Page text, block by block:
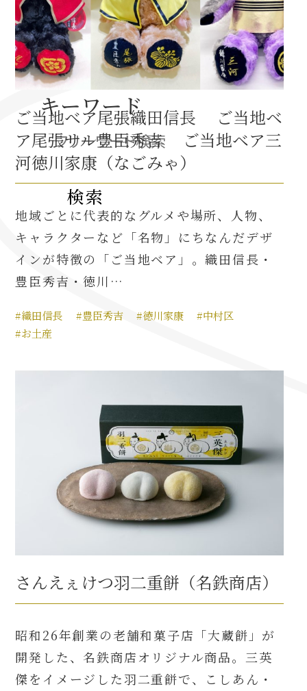
秀吉功路
織田信長と名古屋の関係
信長関連 史跡 一覧
信長グルメ・土産一覧
信長攻路
徳川家康と名古屋の関係
家康グルメ・土産 一覧
名古屋＜家康＞観光モデルコース
前田利家と名古屋の関係
利家関連 史跡 一覧
犬千代ルート
加藤清正と名古屋の関係
名古屋＜清正＞観光モデルコース
キーワード
ご当地ベア尾張織田信長 ご当地ベ
ア尾張サル豊臣秀吉 ご当地ベア三
河徳川家康（なごみゃ）
地域ごとに代表的なグルメや場所、人物、
キャラクターなど「名物」にちなんだデザ
インが特徴の「ご当地ベア」。織田信長・
豊臣秀吉・徳川…
#織田信長 #豊臣秀吉 #徳川家康
#中村区
#お土産
さんえぇけつ羽二重餅（名鉄商店）
昭和26年創業の老舗和菓子店「大蔵餅」が
開発した、名鉄商店オリジナル商品。三英
傑をイメージした羽二重餅で、こしあん・